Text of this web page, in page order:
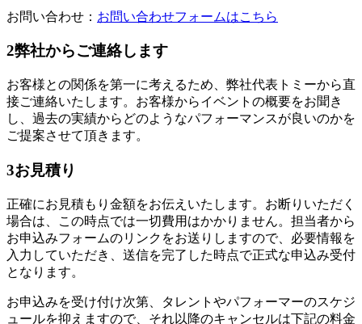
お問い合わせ： お問い合わせフォームはこちら
2弊社からご連絡します
お客様との関係を第一に考えるため、弊社代表トミーから直
接ご連絡いたします。お客様からイベントの概要をお聞き
し、過去の実績からどのようなパフォーマンスが良いのかを
ご提案させて頂きます。
3お見積り
正確にお見積もり金額をお伝えいたします。お断りいただく
場合は、この時点では一切費用はかかりません。担当者から
お申込みフォームのリンクをお送りしますので、必要情報を
入力していただき、送信を完了した時点で正式な申込み受付
となります。
お申込みを受け付け次第、タレントやパフォーマーのスケジ
ュールを抑えますので、それ以降のキャンセルは下記の料金